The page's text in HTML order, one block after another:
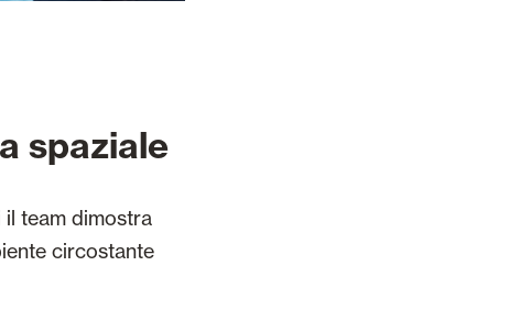
spaziale
team dimostra
circostante